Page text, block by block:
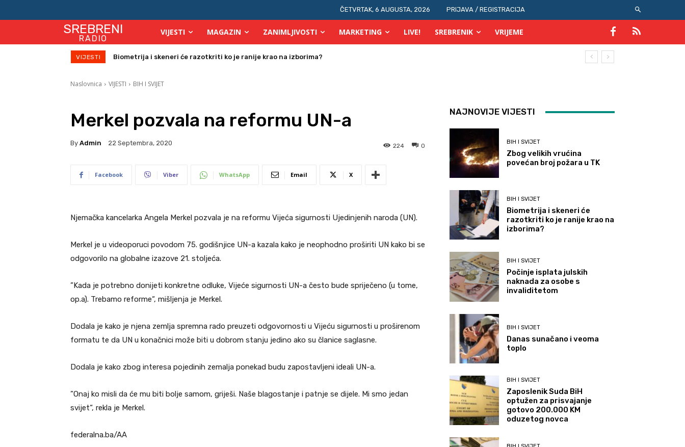
ČETVRTAK, 6 AUGUSTA, 2026 PRIJAVA / REGISTRACIJA
SREBRENI
RADIO
VIJESTI MAGAZIN ZANIMLJIVOSTI MARKETING LIVE! SREBRENIK VRIJEME
VIJESTI Biometrija i skeneri će razotkriti ko je ranije krao na izborima?
Počinje isplata julskih naknada za osobe s invaliditetom
Naslovnica VIJESTI BIH I SVIJET
Merkel pozvala na reformu UN-a
By Admin 22 Septembra, 2020 0
224
Facebook Viber WhatsApp Email X
Njemačka kancelarka Angela Merkel pozvala je na reformu Vijeća sigurnosti Ujedinjenih naroda (UN).
Merkel je u videoporuci povodom 75. godišnjice UN-a kazala kako je neophodno proširiti UN kako bi se
odgovorilo na globalne izazove 21. stoljeća.
”Kada je potrebno donijeti konkretne odluke, Vijeće sigurnosti UN-a često bude spriječeno (u tome,
op.a). Trebamo reforme“, mišljenja je Merkel.
Dodala je kako je njena zemlja spremna rado preuzeti odgovornosti u Vijeću sigurnosti u proširenom
formatu te da UN u konačnici može biti u dobrom stanju jedino ako su članice saglasne.
Dodala je kako zbog interesa pojedinih zemalja ponekad budu zapostavljeni ideali UN-a.
”Onaj ko misli da će mu biti bolje samom, griješi. Naše blagostanje i patnje se dijele. Mi smo jedan
svijet“, rekla je Merkel.
federalna.ba/AA
NAJNOVIJE VIJESTI
BIH I SVIJET
Zbog velikih vrućina
povećan broj požara u TK
BIH I SVIJET
Biometrija i skeneri će
razotkriti ko je ranije krao na
izborima?
BIH I SVIJET
Počinje isplata julskih
naknada za osobe s
invaliditetom
BIH I SVIJET
Danas sunačano i veoma
toplo
BIH I SVIJET
Zaposlenik Suda BiH
optužen za prisvajanje
gotovo 200.000 KM
oduzetog novca